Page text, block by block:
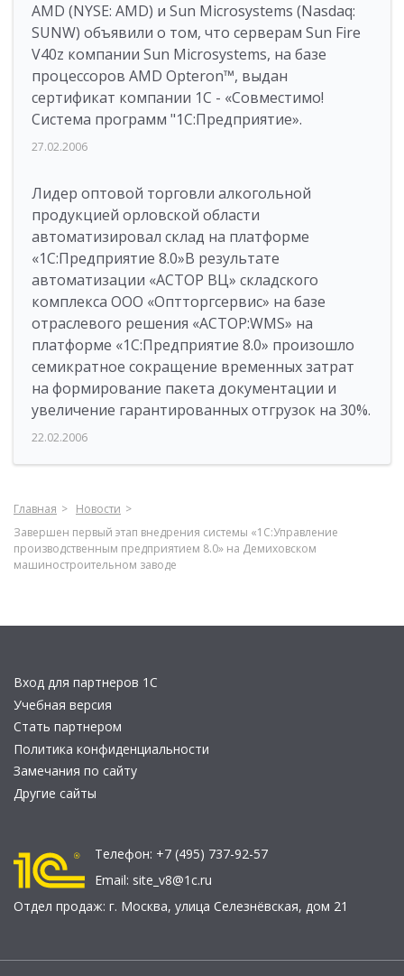
AMD (NYSE: AMD) и Sun Microsystems (Nasdaq:
SUNW) объявили о том, что серверам Sun Fire
V40z компании Sun Microsystems, на базе
процессоров AMD Opteron™, выдан
сертификат компании 1C - «Совместимо!
Система программ "1С:Предприятие».
27.02.2006
Лидер оптовой торговли алкогольной
продукцией орловской области
автоматизировал склад на платформе
«1С:Предприятие 8.0»В результате
автоматизации «АСТОР ВЦ» складского
комплекса ООО «Оптторгсервис» на базе
отраслевого решения «АСТОР:WMS» на
платформе «1С:Предприятие 8.0» произошло
семикратное сокращение временных затрат
на формирование пакета документации и
увеличение гарантированных отгрузок на 30%.
22.02.2006
Главная
Новости
Завершен первый этап внедрения системы «1С:Управление
производственным предприятием 8.0» на Демиховском
машиностроительном заводе
Вход для партнеров 1С
Учебная версия
Стать партнером
Политика конфиденциальности
Замечания по сайту
Другие сайты
Телефон: +7 (495) 737-92-57
Email: site_v8@1c.ru
Отдел продаж: г. Москва, улица Селезнёвская, дом 21